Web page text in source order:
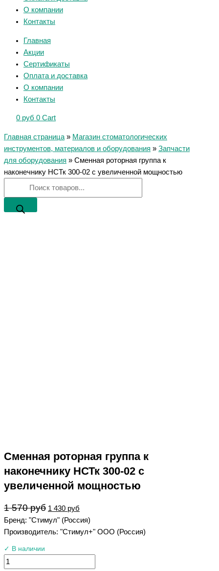
О компании
Контакты
Главная
Акции
Сертификаты
Оплата и доставка
О компании
Контакты
0 руб 0 Cart
Главная страница » Магазин стоматологических
инструментов, материалов и оборудования » Запчасти
для оборудования » Сменная роторная группа к
наконечнику НСТк 300-02 с увеличенной мощностью
Сменная роторная группа к
наконечнику НСТк 300-02 с
увеличенной мощностью
1 570руб 1 430 руб
Бренд: "Стимул" (Россия)
Производитель: "Стимул+" ООО (Россия)
✓ В наличии